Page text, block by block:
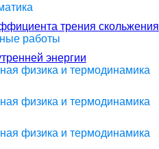
трения скольжения
работы
энергии
физика и термодинамика
физика и термодинамика
физика и термодинамика